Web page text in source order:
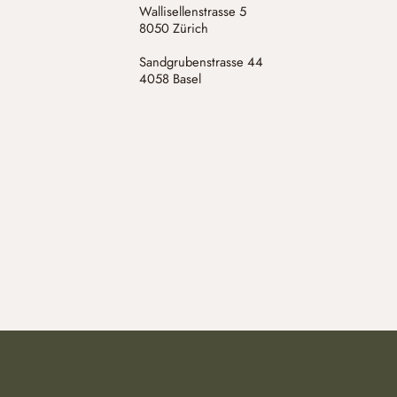
Wallisellenstrasse 5
8050 Zürich
Sandgrubenstrasse 44
4058 Basel